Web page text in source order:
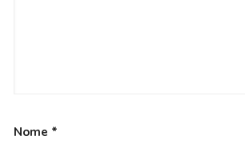
Nome *